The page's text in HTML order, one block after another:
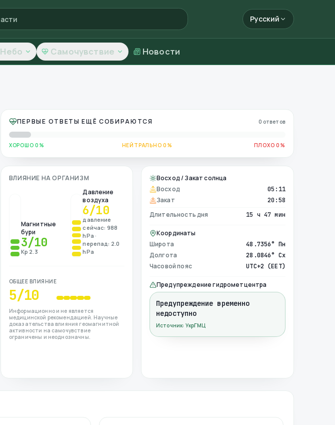
Русский
Небо Самочувствие Новости
ПЕРВЫЕ ОТВЕТЫ ЕЩЁ СОБИРАЮТСЯ 0 ответов
ХОРОШО 0% НЕЙТРАЛЬНО 0% ПЛОХО 0%
ВЛИЯНИЕ НА ОРГАНИЗМ
Магнитные
бури
3/10
Kp 2.3
Давление
воздуха
6/10
давление
сейчас: 988
hPa ·
перепад: 2.0
hPa
ОБЩЕЕ ВЛИЯНИЕ
5/10
Информационно и не является
медицинской рекомендацией. Научные
доказательства влияния геомагнитной
активности на самочувствие
ограничены и неоднозначны.
Восход / Закат солнца
Восход
05:11
Закат 20:58
Длительность дня 15 ч 47 мин
Координаты
Широта
48.7356° Пн
Долгота 28.0846° Сх
Часовой пояс UTC+2 (EET)
Предупреждение гидрометцентра
Предупреждение временно
недоступно
Источник: УкрГМЦ